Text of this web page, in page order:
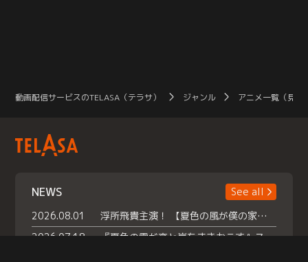
動画配信サービスのTELASA（テラサ） ジャンル アニメ一覧（見放
NEWS
See all
2026.08.01
浮所飛貴主演！ 【夏色の風が僕の家にやってきた】 本日よりテラサで独占配信スタート！
2026.07.18
『夏色の雲が恋と嵐をまきおこす』スペシャルメイキング 【Part1】2026年７月18日（土）23時30分～配信スタート！話題のシーンの裏側を大公開！豪華キャスト大集合！ 『武宮家 真夏の家族会議』開催！